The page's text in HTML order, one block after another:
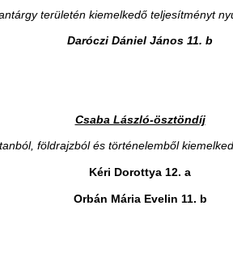
területén kiemelkedő teljesítményt
Daróczi Dániel János 11. b
Csaba László-ösztöndíj
földrajzból és történelemből
Kéri Dorottya 12. a
Orbán Mária Evelin 11. b